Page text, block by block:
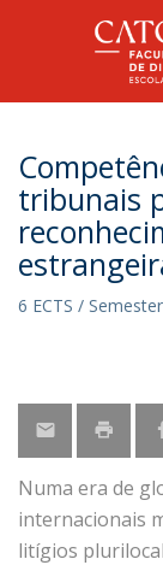
tribunais
6 ECTS /
Numa era de
internacionais
litígios